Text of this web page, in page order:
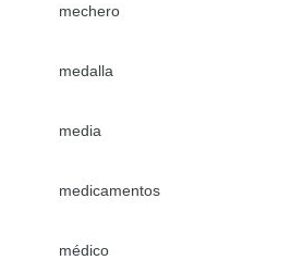
mechero
medalla
media
medicamentos
médico